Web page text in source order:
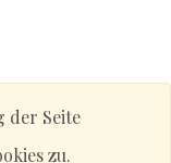
der Seite
zu.